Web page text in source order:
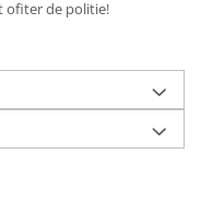
ofiter de politie!